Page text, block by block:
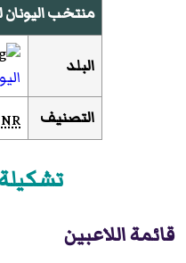
منتخب
البلد
التصنيف
NR
قائمة اللاعبين